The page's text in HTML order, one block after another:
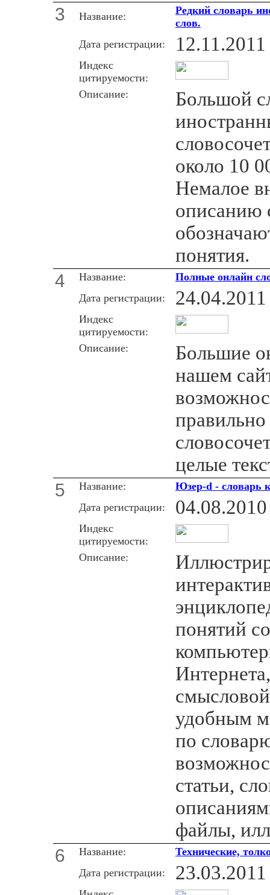
3 Название:
Редкий словарь
слов.
Дата регистрации:
12.11.2011
Индекс
цитируемости:
Описание:
Большой
около 10
Немалое
описанию
понятия.
4 Название:
Полные онлайн
Дата регистрации:
24.04.2011
Индекс
цитируемости:
Описание:
Большие
нашем
правильно
целые
5 Название:
Юзер-d - словарь
Дата регистрации:
04.08.2010
Индекс
цитируемости:
Описание:
понятий
удобным
по
статьи,
файлы,
6 Название:
Технические,
Дата регистрации:
23.03.2011